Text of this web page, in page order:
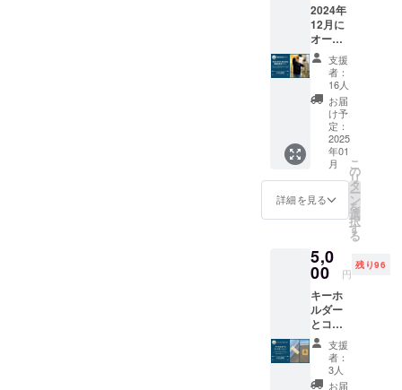
2024年
12月に
オープ
ン予定
の
Rusty
Nest
Brewer
y での
ビール
醸造所
見学ツ
アーで
す。 運
が良け
れば出
がった
ばかり
のクラ
フト
ビール
が飲め
るか
も？ ・
日時：
2025年
支援
者：
16人
お届
け予
定：
2025
年01
月
詳細を見る
こ
の
リ
タ
ー
ン
を
選
択
す
る
5,0
00 円
残り96
キーホ
ルダー
とコー
スター
のセッ
トで
す。 ️★
支援
者：
3人
お届